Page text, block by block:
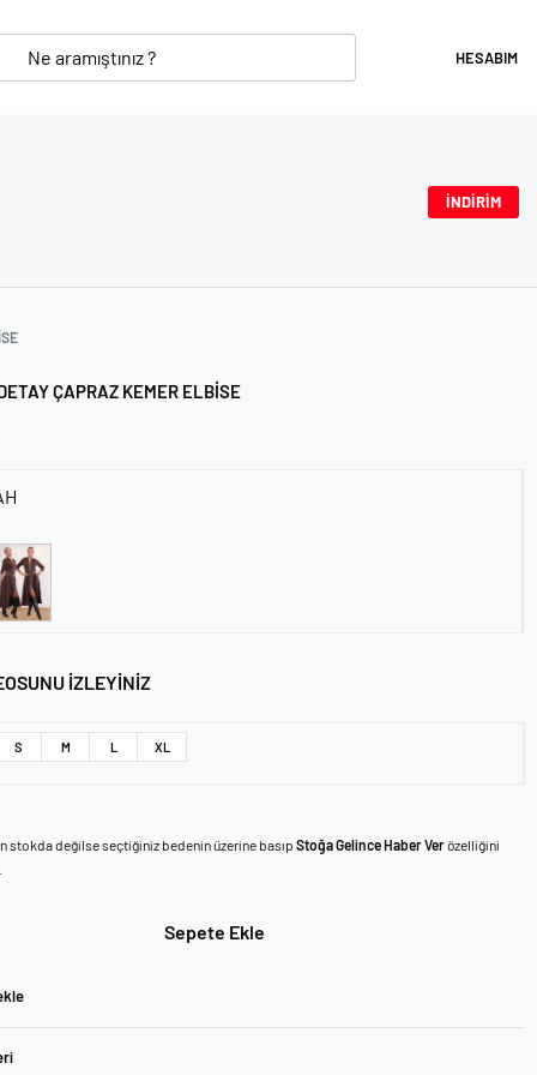
HESABIM
İNDİRİM
ÇAPRAZ KEMER ELBISE
İZLEYİNİZ
S M L XL
stokda değilse seçtiğiniz bedenin üzerine basıpStoğa Gelince Haber Verözelliğini
Sepete Ekle